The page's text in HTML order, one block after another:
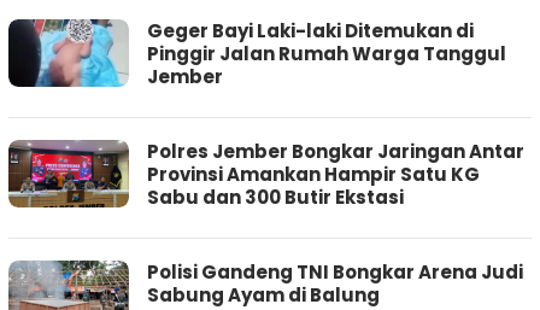
Geger Bayi Laki-laki Ditemukan di
Pinggir Jalan Rumah Warga Tanggul
Jember
Polres Jember Bongkar Jaringan Antar
Provinsi Amankan Hampir Satu KG
Sabu dan 300 Butir Ekstasi
Polisi Gandeng TNI Bongkar Arena Judi
Sabung Ayam di Balung